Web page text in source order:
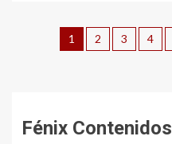
1 2 3 4
Fénix Contenidos